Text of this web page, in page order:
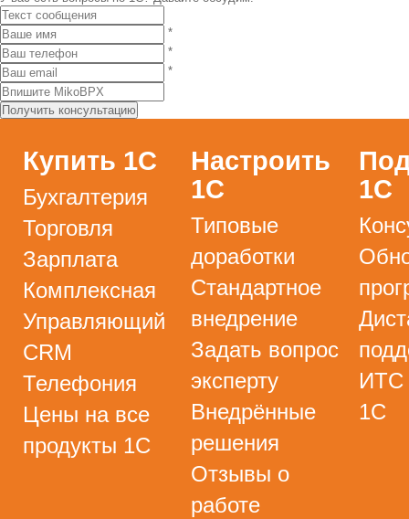
*
*
*
Купить 1С
Бухгалтерия
Торговля
Зарплата
Комплексная
Управляющий
CRM
Телефония
Цены на все
продукты 1С
Настроить
1С
Типовые
доработки
Стандартное
внедрение
Задать вопрос
эксперту
Внедрённые
решения
Отзывы о
работе
1С
ИТС
1С